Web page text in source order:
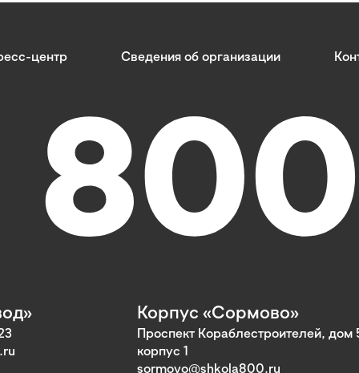
центр Сведения об организации
Корпус «Сормово»
Проспект Кораблестроителей, дом
корпус 1
sormovo@shkola800.ru